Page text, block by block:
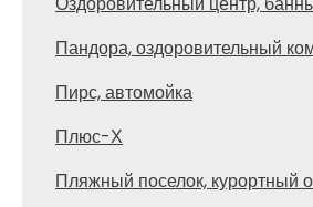
Пандора, оздоровительный
Пирс, автомойка
Плюс-Х
Пляжный поселок, курортный